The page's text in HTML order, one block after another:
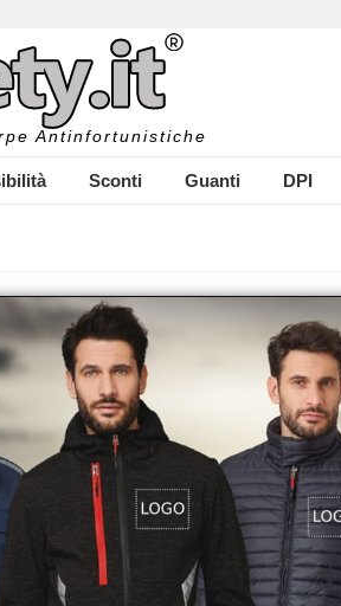
Antinfortunistiche
Sconti Guanti DPI
INSERISCI IL NOME DEL